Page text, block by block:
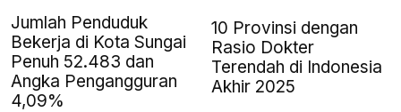
Jumlah Penduduk
Bekerja di Kota Sungai
Penuh 52.483 dan
Angka Pengangguran
4,09%
10 Provinsi dengan
Rasio Dokter
Terendah di Indonesia
Akhir 2025